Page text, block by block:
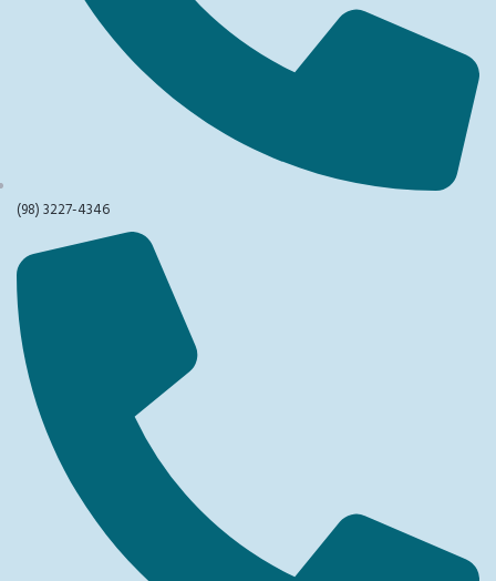
(98) 3227-4346